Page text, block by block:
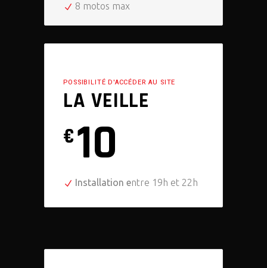
8 motos max
POSSIBILITÉ D'ACCÉDER AU SITE
LA VEILLE
€10
Installation entre 19h et 22h